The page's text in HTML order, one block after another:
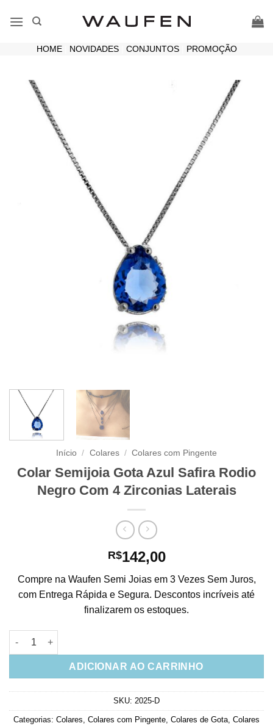
HOME| NOVIDADES| CONJUNTOS| PROMOÇÃO
Início / Colares / Colares com Pingente
Colar Semijoia Gota Azul Safira Rodio
Negro Com 4 Zirconias Laterais
R$142,00
Compre na Waufen Semi Joias em 3 Vezes Sem Juros,
com Entrega Rápida e Segura. Descontos incríveis até
finalizarem os estoques.
Colar Semijoia Gota Azul Safira Rodio Negro Com 4 Zirconias
ADICIONAR AO CARRINHO
SKU: 2025-D
Categorias: Colares Colares com Pingente Colares de Gota Colares